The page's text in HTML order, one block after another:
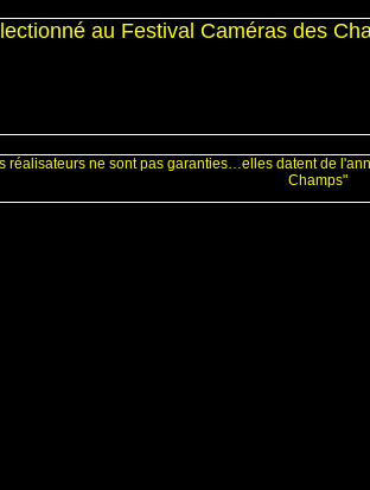
réalisateurs ne sont pas garanties…elles datent de
Champs"
au Festival Caméras des